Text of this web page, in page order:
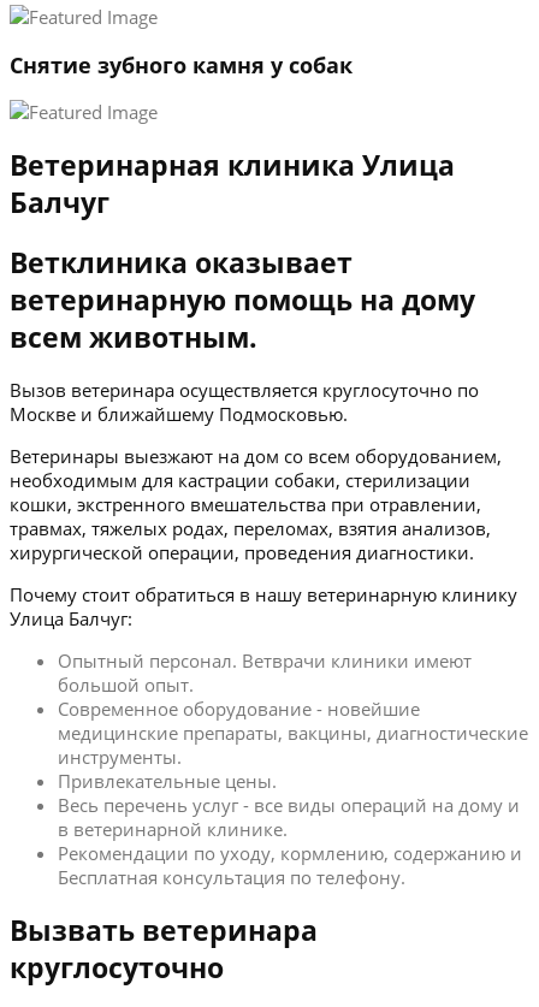
Снятие зубного камня у собак
Ветеринарная клиника Улица
Балчуг
Ветклиника оказывает
ветеринарную помощь на дому
всем животным.
Вызов ветеринара осуществляется круглосуточно по
Москве и ближайшему Подмосковью.
Ветеринары выезжают на дом со всем оборудованием,
необходимым для кастрации собаки, стерилизации
кошки, экстренного вмешательства при отравлении,
травмах, тяжелых родах, переломах, взятия анализов,
хирургической операции, проведения диагностики.
Почему стоит обратиться в нашу ветеринарную клинику
Улица Балчуг:
Опытный персонал. Ветврачи клиники имеют
большой опыт.
Современное оборудование - новейшие
медицинские препараты, вакцины, диагностические
инструменты.
Привлекательные цены.
Весь перечень услуг - все виды операций на дому и
в ветеринарной клинике.
Рекомендации по уходу, кормлению, содержанию и
Бесплатная консультация по телефону.
Вызвать ветеринара
круглосуточно